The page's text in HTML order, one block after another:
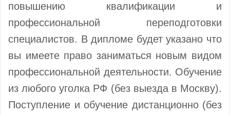
повышению квалификации и
профессиональной переподготовки
специалистов. В дипломе будет указано что
вы имеете право заниматься новым видом
профессиональной деятельности. Обучение
из любого уголка РФ (без выезда в Москву).
Поступление и обучение дистанционно (без